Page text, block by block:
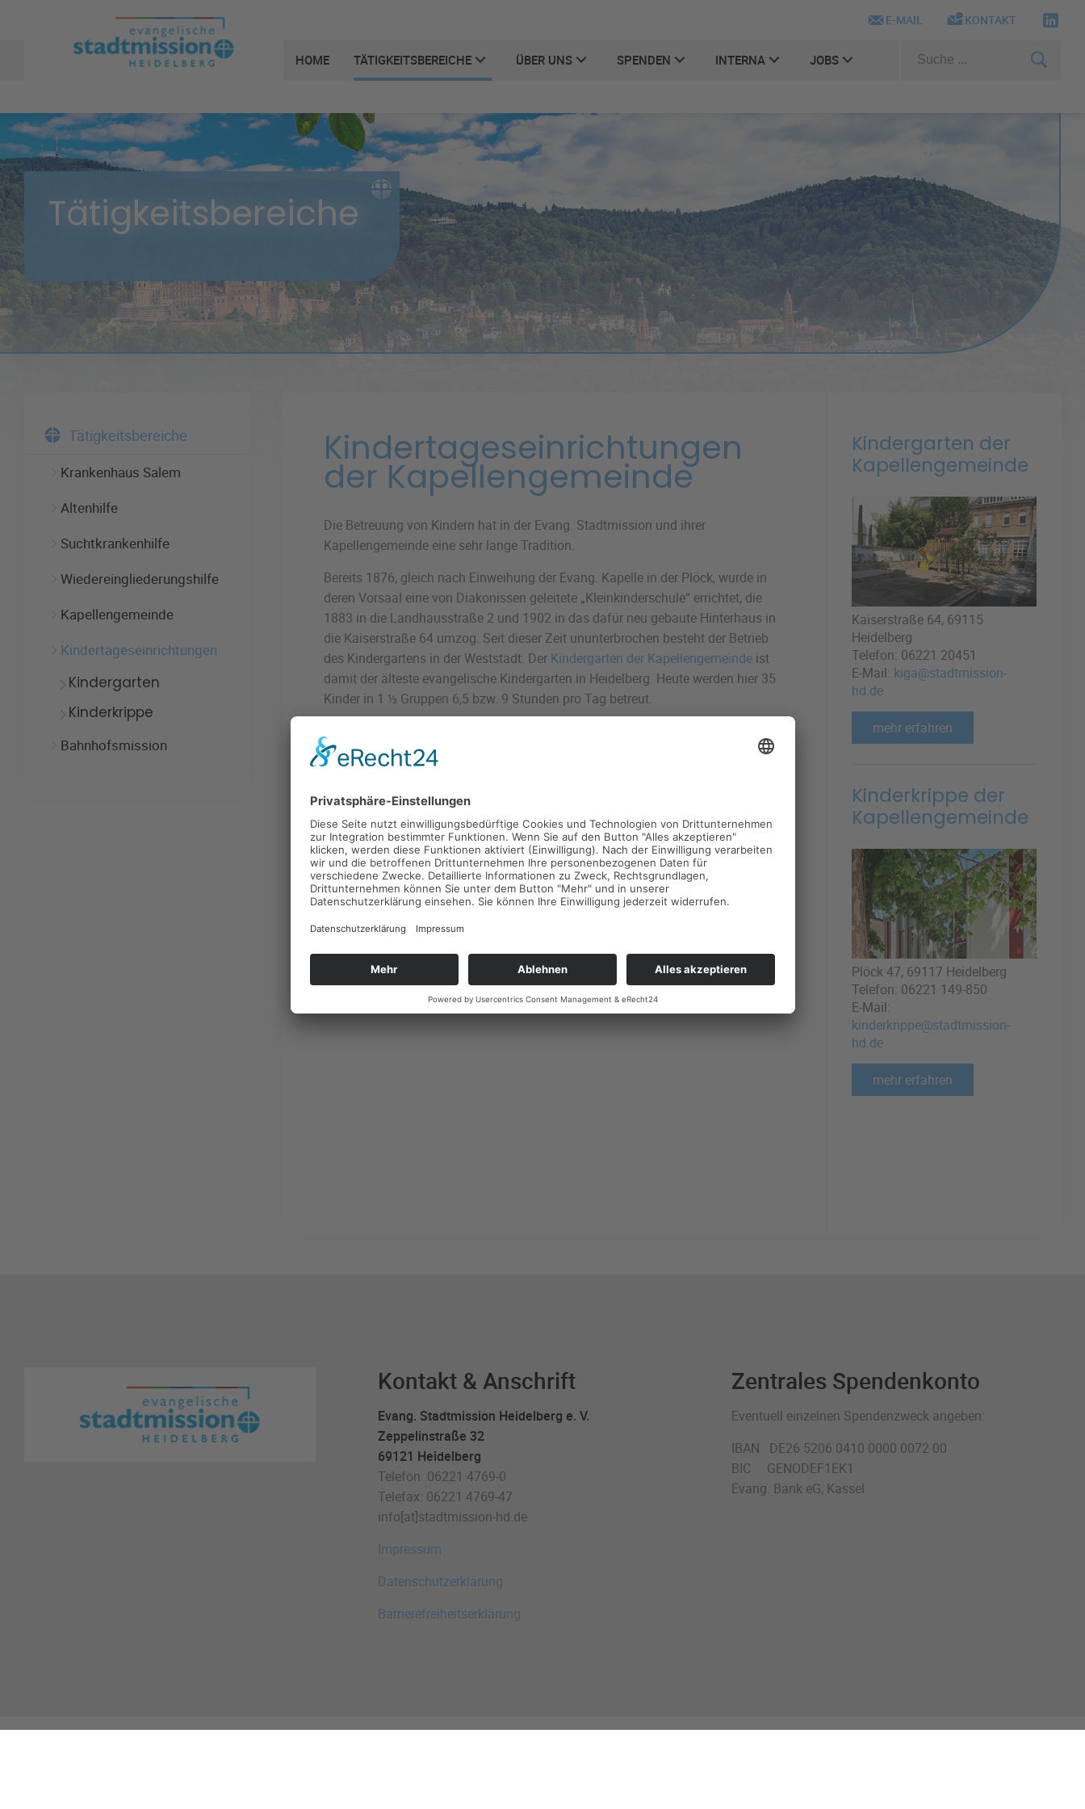
E-MAIL KONTAKT
HOME TÄTIGKEITSBEREICHE ÜBER UNS SPENDEN INTERNA JOBS
Tätigkeitsbereiche
Tätigkeitsbereiche
Krankenhaus Salem
Altenhilfe
Suchtkrankenhilfe
Wiedereingliederungshilfe
Kapellengemeinde
Kindertageseinrichtungen
Kindergarten
Kinderkrippe
Bahnhofsmission
Kindertageseinrichtungen
der Kapellengemeinde
Die Betreuung von Kindern hat in der Evang. Stadtmission und ihrer
Kapellengemeinde eine sehr lange Tradition.
Bereits 1876, gleich nach Einweihung der Evang. Kapelle in der Plöck, wurde in
deren Vorsaal eine von Diakonissen geleitete „Kleinkinderschule“ errichtet, die
1883 in die Landhausstraße 2 und 1902 in das dafür neu gebaute Hinterhaus in
die Kaiserstraße 64 umzog. Seit dieser Zeit ununterbrochen besteht der Betrieb
des Kindergartens in der Weststadt. Der Kindergarten der Kapellengemeinde ist
damit der älteste evangelische Kindergarten in Heidelberg. Heute werden hier 35
Kinder in 1 ½ Gruppen 6,5 bzw. 9 Stunden pro Tag betreut.
eine Kinderkrippe errichtet. Alte Menschen aus dem Seniorenheim Wilhelm-
Frommel-Haus und kleine Kinder aus der
begegnen sich im Hof der Stadtmission. In drei Gruppen werden je 10 Kinder für
6,5 bzw. 10 Stunden betreut.
Mit Kindern und Eltern gemeinsam unterwegs, leitet das christliche Menschenbild
unser Miteinander, dass jeder Mensch in seiner Eigenart ein von Gott gewolltes
und geliebtes Individuum ist. Kinder und Eltern aller Kulturen und Religionen sind
uns willkommen.
Nach der Unternehmensreform der Evang. Stadtmission 2003 wurden die
Kindertagesstätten der Kapellengemeinde organisatorisch der Trägergesellschaft
der Evang. Stadtmission Heidelberg gGmbH zugeordnet.
Kindergarten der
Kapellengemeinde
Kaiserstraße 64, 69115
Heidelberg
Telefon: 06221 20451
E-Mail: kiga@stadtmission-
hd.de
mehr erfahren
Kinderkrippe der
Kapellengemeinde
Plöck 47, 69117 Heidelberg
Telefon: 06221 149-850
E-Mail:
kinderkrippe@stadtmission-
hd.de
mehr erfahren
Kontakt & Anschrift
Evang. Stadtmission Heidelberg e. V.
Zeppelinstraße 32
69121 Heidelberg
Telefon: 06221 4769-0
Telefax: 06221 4769-47
info[at]stadtmission-hd.de
Impressum
Datenschutzerklärung
Barrierefreiheitserklärung
Zentrales Spendenkonto
Eventuell einzelnen Spendenzweck angeben:
IBAN DE26 5206 0410 0000 0072 00
BIC GENODEF1EK1
Evang. Bank eG, Kassel